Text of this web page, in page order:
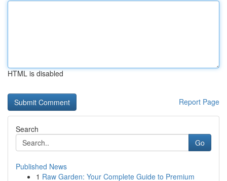
HTML is disabled
Report Page
Search
Go
Published News
1 Raw Garden: Your Complete Guide to Premium